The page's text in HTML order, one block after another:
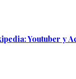
Youtuber y